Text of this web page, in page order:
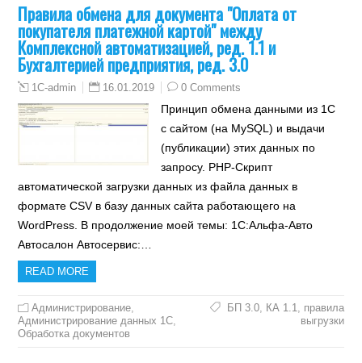
Правила обмена для документа "Оплата от
покупателя платежной картой" между
Комплексной автоматизацией, ред. 1.1 и
Бухгалтерией предприятия, ред. 3.0
1C-admin 16.01.2019 0 Comments
Принцип обмена данными из 1С
с сайтом (на MySQL) и выдачи
(публикации) этих данных по
запросу. PHP-Скрипт
автоматической загрузки данных из файла данных в
формате CSV в базу данных сайта работающего на
WordPress. В продолжение моей темы: 1С:Альфа-Авто
Автосалон Автосервис:…
READ MORE
Администрирование,
Администрирование данных 1С,
Обработка документов
БП 3.0, КА 1.1, правила
выгрузки